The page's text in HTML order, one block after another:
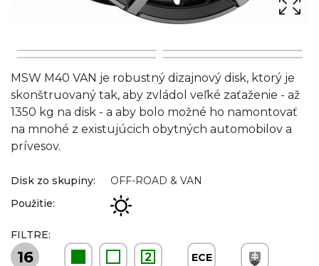
MSW M40 VAN je robustný dizajnový disk, ktorý je
skonštruovaný tak, aby zvládol veľké zaťaženie - až
1350 kg na disk - a aby bolo možné ho namontovať
na mnohé z existujúcich obytných automobilov a
prívesov.
Disk zo skupiny:
OFF-ROAD & VAN
Použitie:
FILTRE:
16 2 ECE